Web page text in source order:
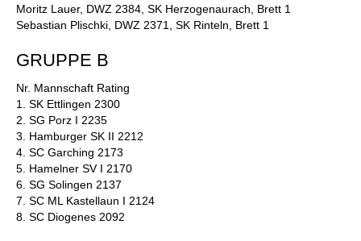
Moritz Lauer, DWZ 2384, SK Herzogenaurach, Brett 1
Sebastian Plischki, DWZ 2371, SK Rinteln, Brett 1
GRUPPE B
Nr. Mannschaft Rating
1. SK Ettlingen 2300
2. SG Porz I 2235
3. Hamburger SK II 2212
4. SC Garching 2173
5. Hamelner SV I 2170
6. SG Solingen 2137
7. SC ML Kastellaun I 2124
8. SC Diogenes 2092